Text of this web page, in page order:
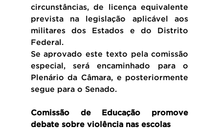
circunstâncias, de licença equivalente
prevista na legislação aplicável aos
militares dos Estados e do Distrito
Federal.
Se aprovado este texto pela comissão
especial, será encaminhado para o
Plenário da Câmara, e posteriormente
segue para o Senado.
Comissão de Educação promove
debate sobre violência nas escolas